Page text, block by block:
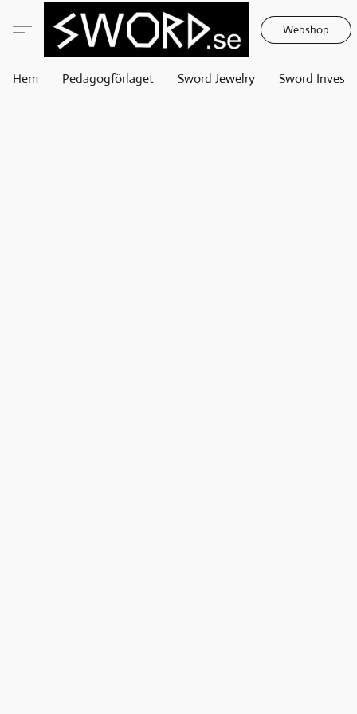
Webshop
Hem Pedagogförlaget Sword Jewelry Sword Invest